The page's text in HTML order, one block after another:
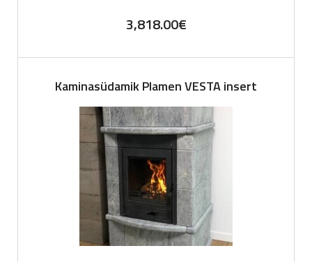
3,818.00€
Kaminasüdamik Plamen VESTA insert